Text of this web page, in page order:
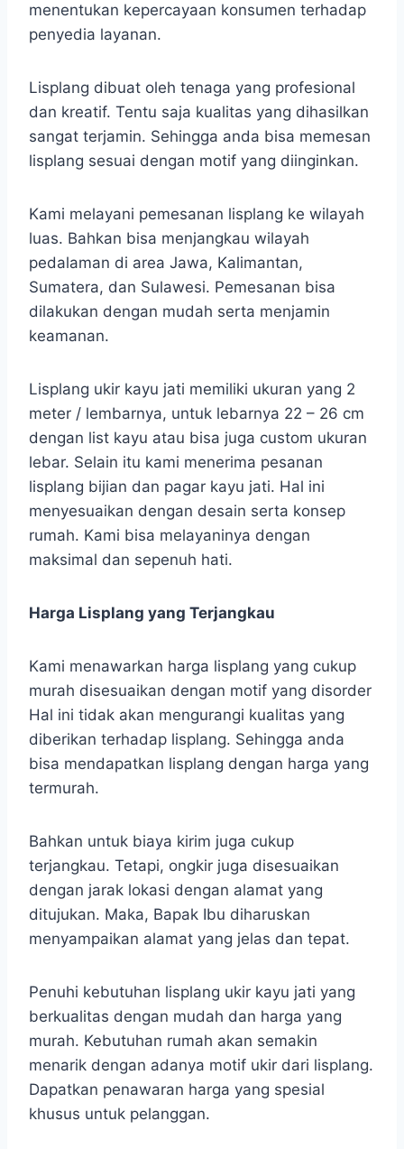
menentukan kepercayaan konsumen terhadap
penyedia layanan.
Lisplang dibuat oleh tenaga yang profesional
dan kreatif. Tentu saja kualitas yang dihasilkan
sangat terjamin. Sehingga anda bisa memesan
lisplang sesuai dengan motif yang diinginkan.
Kami melayani pemesanan lisplang ke wilayah
luas. Bahkan bisa menjangkau wilayah
pedalaman di area Jawa, Kalimantan,
Sumatera, dan Sulawesi. Pemesanan bisa
dilakukan dengan mudah serta menjamin
keamanan.
Lisplang ukir kayu jati memiliki ukuran yang 2
meter / lembarnya, untuk lebarnya 22 – 26 cm
dengan list kayu atau bisa juga custom ukuran
lebar. Selain itu kami menerima pesanan
lisplang bijian dan pagar kayu jati. Hal ini
menyesuaikan dengan desain serta konsep
rumah. Kami bisa melayaninya dengan
maksimal dan sepenuh hati.
Harga Lisplang yang Terjangkau
Kami menawarkan harga lisplang yang cukup
murah disesuaikan dengan motif yang disorder
Hal ini tidak akan mengurangi kualitas yang
diberikan terhadap lisplang. Sehingga anda
bisa mendapatkan lisplang dengan harga yang
termurah.
Bahkan untuk biaya kirim juga cukup
terjangkau. Tetapi, ongkir juga disesuaikan
dengan jarak lokasi dengan alamat yang
ditujukan. Maka, Bapak Ibu diharuskan
menyampaikan alamat yang jelas dan tepat.
Penuhi kebutuhan lisplang ukir kayu jati yang
berkualitas dengan mudah dan harga yang
murah. Kebutuhan rumah akan semakin
menarik dengan adanya motif ukir dari lisplang.
Dapatkan penawaran harga yang spesial
khusus untuk pelanggan.